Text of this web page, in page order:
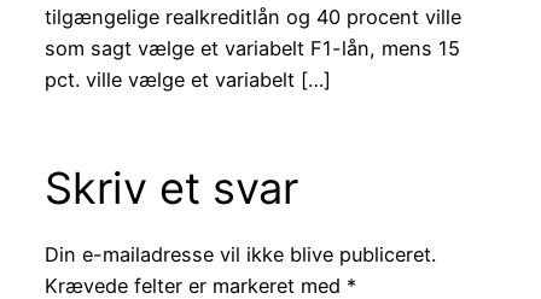
tilgængelige realkreditlån og 40 procent ville
som sagt vælge et variabelt F1-lån, mens 15
pct. ville vælge et variabelt […]
Skriv et svar
Din e-mailadresse vil ikke blive publiceret.
Krævede felter er markeret med *